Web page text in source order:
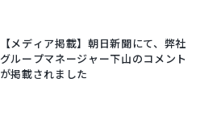
【メディア掲載】朝日新聞にて、弊社
グループマネージャー下山のコメント
が掲載されました